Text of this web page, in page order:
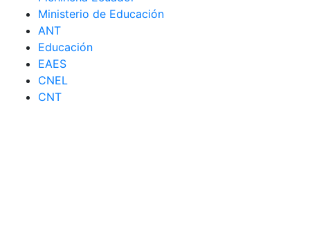
Ministerio de Educación
ANT
Educación
EAES
CNEL
CNT